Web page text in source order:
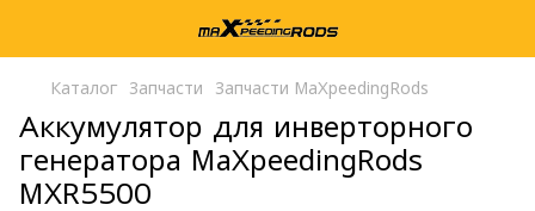
Каталог Запчасти Запчасти MaXpeedingRods
Аккумулятор для инверторного
генератора MaXpeedingRods
MXR5500